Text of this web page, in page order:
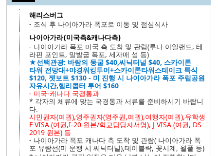
해리스버그
- 조식 후 나이아가라 폭포로 이동 및 점심식사
나이아가라(미국측&캐나다측)
- 나이아가라 폭포 미국 측 도착 및 관람(루나 아일랜드, 테
라핀 포인트, 말발굽 폭포, 세자매 섬 등)
★선택관광: 바람의 동굴 $40,씨닉터널 $40, 스카이론
타워 전망대+야경워킹투어+스카이론타워스테이크 특식
$120, 젯보트 $130 - 미 진행 시 나이아가라 폭포 주립공원
자유시간,헬리콥터 투어 $160
- 미국-캐나다 국경통과
* 각자의 체류에 맞는 국경통과 서류를 준비하시기 바랍니
다.
시민권자(여권),영주권자(영주권,여권),여행자(여권),유학생
F VISA (여권,I-20 원본/학교담당자서명), J VISA (여권, DS
2019 원본) 등
- 나이아가라 폭포 캐나다 측 도착 및 관람( 나이아가라 폭
포 유람선(미 운행 시 씨닉터널),테이블락, 꽃시계, 월풀 등)